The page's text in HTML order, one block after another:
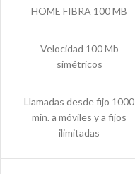
HOME FIBRA 100 MB
Velocidad 100 Mb
simétricos
Llamadas desde fijo 1000
min. a móviles y a fijos
ilimitadas